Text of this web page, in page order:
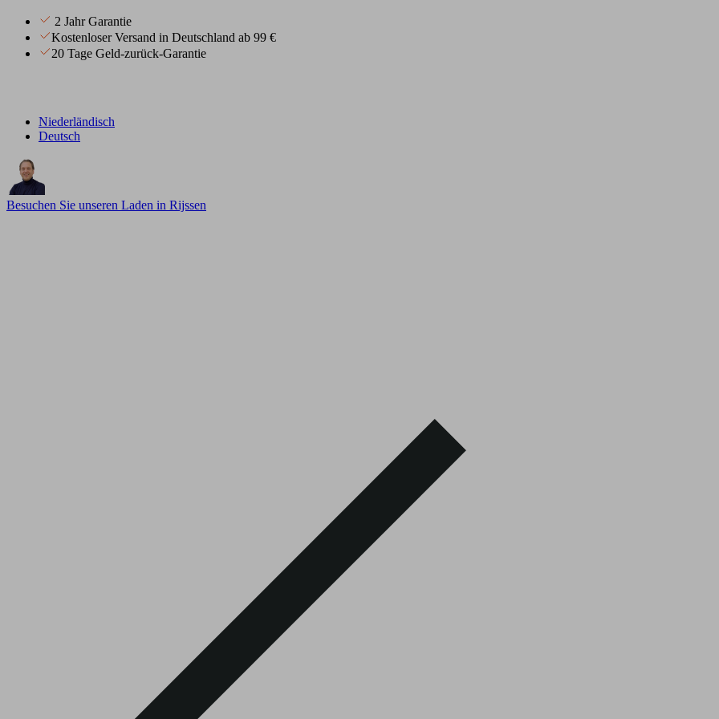
2 Jahr Garantie
Kostenloser Versand in Deutschland ab 99 €
20 Tage Geld-zurück-Garantie
Niederländisch
Deutsch
Besuchen Sie unseren Laden in Rijssen